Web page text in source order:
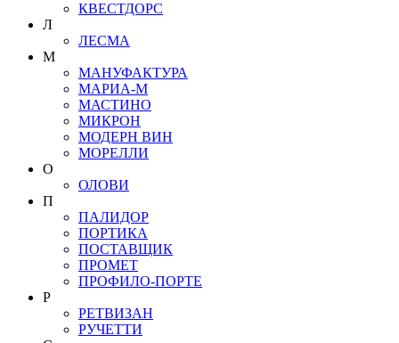
КВЕСТДОРС
Л
ЛЕСМА
М
МАНУФАКТУРА
МАРИА-М
МАСТИНО
МИКРОН
МОДЕРН ВИН
МОРЕЛЛИ
О
ОЛОВИ
П
ПАЛИДОР
ПОРТИКА
ПОСТАВЩИК
ПРОМЕТ
ПРОФИЛО-ПОРТЕ
Р
РЕТВИЗАН
РУЧЕТТИ